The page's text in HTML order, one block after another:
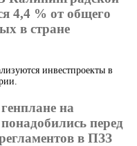
4,4 % от общего
в стране
инвестпроекты в
на
перед
в ПЗЗ